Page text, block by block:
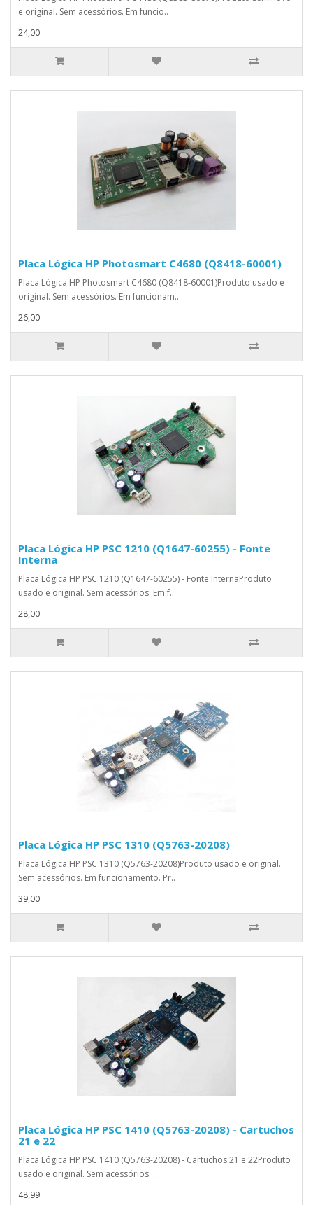
e original. Sem acessórios. Em funcio..
24,00
Placa Lógica HP Photosmart C4680 (Q8418-60001)
Placa Lógica HP Photosmart C4680 (Q8418-60001)Produto usado e
original. Sem acessórios. Em funcionam..
26,00
Placa Lógica HP PSC 1210 (Q1647-60255) - Fonte
Interna
Placa Lógica HP PSC 1210 (Q1647-60255) - Fonte InternaProduto
usado e original. Sem acessórios. Em f..
28,00
Placa Lógica HP PSC 1310 (Q5763-20208)
Placa Lógica HP PSC 1310 (Q5763-20208)Produto usado e original.
Sem acessórios. Em funcionamento. Pr..
39,00
Placa Lógica HP PSC 1410 (Q5763-20208) - Cartuchos
21 e 22
Placa Lógica HP PSC 1410 (Q5763-20208) - Cartuchos 21 e 22Produto
usado e original. Sem acessórios. ..
48,99